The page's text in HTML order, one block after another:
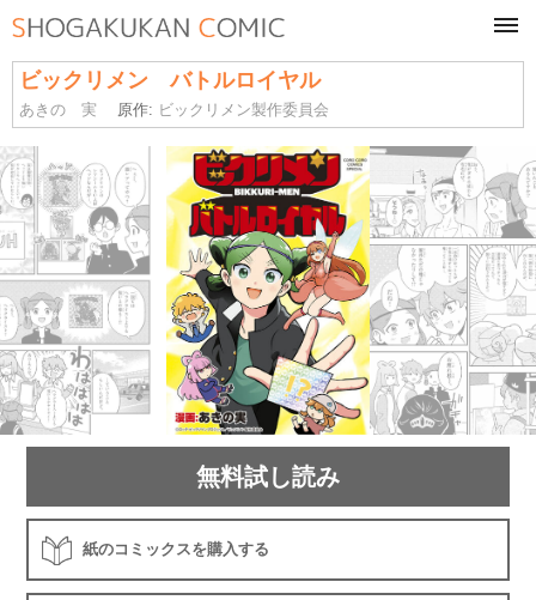
ビックリメン バトルロイヤル
あきの 実 原作: ビックリメン製作委員会
無料試し読み
紙のコミックスを購入する